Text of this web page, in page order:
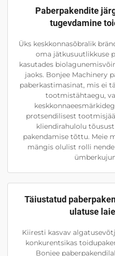
Paberpakendite
tugevdamine
Üks keskkonnasõbralik
oma jätkusuutlikkuse
kasutades
jaoks. Bonjee Machinery
paberkastimasinat, mis ei
tootmistähtaegu,
protsendilisest
kliendirahulolu
pakendamise tõttu. Meie
mängis olulist rolli
Täiustatud
ulatuse
Kiiresti kasvav
konkurentsikas
Bonjee